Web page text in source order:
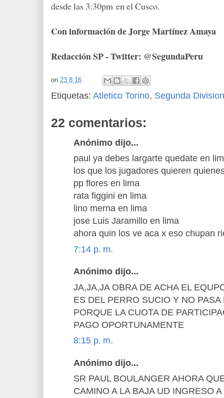
desde las 3:30pm en el Cusco.
Con información de Jorge Martínez Amaya
Redacción SP - Twitter: @SegundaPeru
on 23.8.16
Etiquetas: Atletico Torino, Segunda
22 comentarios:
Anónimo dijo...
paul ya debes largarte quedate en
los que los jugadores quieren
pp flores en lima
rata figgini en lima
lino merna en lima
jose Luis Jaramillo en lima
ahora quin los ve aca x eso chupan
7:14 p. m.
Anónimo dijo...
JA,JA,JA OBRA DE ACHA EL
ES DEL PERRO SUCIO Y NO PASA
PORQUE LA CUOTA DE
PAGO OPORTUNAMENTE
8:15 p. m.
Anónimo dijo...
SR PAUL BOULANGER AHORA
CAMINO A LA BAJA UD INGRESO